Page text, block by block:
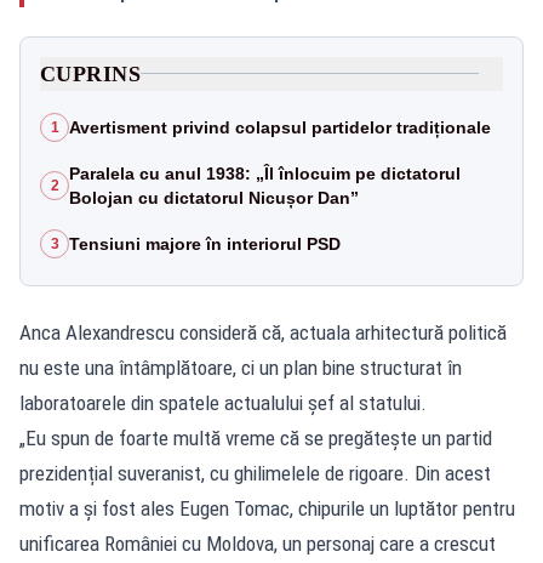
CUPRINS
1 Avertisment privind colapsul partidelor tradiționale
2
Paralela cu anul 1938: „Îl înlocuim pe dictatorul
Bolojan cu dictatorul Nicușor Dan”
3 Tensiuni majore în interiorul PSD
Anca Alexandrescu consideră că, actuala arhitectură politică
nu este una întâmplătoare, ci un plan bine structurat în
laboratoarele din spatele actualului șef al statului.
„Eu spun de foarte multă vreme că se pregătește un partid
prezidențial suveranist, cu ghilimelele de rigoare. Din acest
motiv a și fost ales Eugen Tomac, chipurile un luptător pentru
unificarea României cu Moldova, un personaj care a crescut